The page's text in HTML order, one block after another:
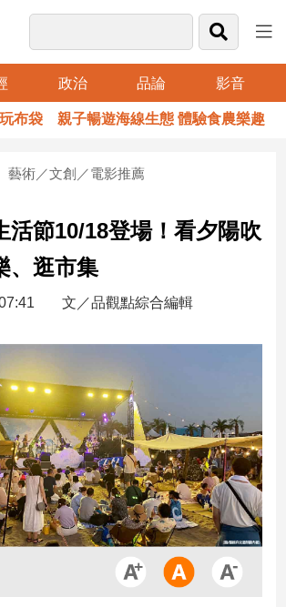
政治 品論 影音
袋 親子暢遊海線生態 體驗食農樂趣
藝術／文創／電影推薦
活節10/18登場！看夕陽吹
、逛市集
文／品觀點綜合編輯